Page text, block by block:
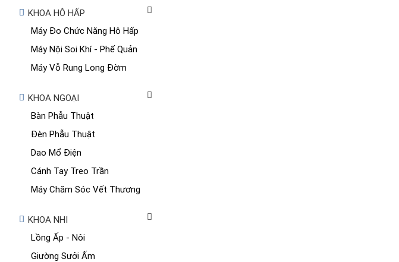
KHOA HÔ HẤP
Máy Đo Chức Năng Hô Hấp
Máy Nội Soi Khí - Phế Quản
Máy Vỗ Rung Long Đờm
KHOA NGOẠI
Bàn Phẫu Thuật
Đèn Phẫu Thuật
Dao Mổ Điện
Cánh Tay Treo Trần
Máy Chăm Sóc Vết Thương
KHOA NHI
Lồng Ấp - Nôi
Giường Sưởi Ấm